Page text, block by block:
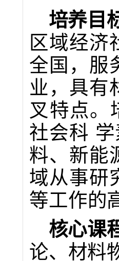
培养目
区域经济
全国，服
业，具有
叉特点。
社会科
料、新能
域从事研
等工作的
核心课
论、材料